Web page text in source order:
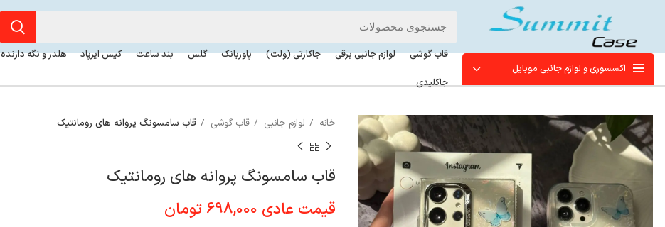
اکسسوری و لوازم جانبی موبایل
قاب گوشی لوازم جانبی برقی جاکارتی (ولت) پاوربانک گلس بند ساعت کیس ایرپاد
هلدر و نگه دارنده
جاکلیدی
خانه لوازم جانبی قاب گوشی قاب سامسونگ پروانه های رومانتیک
قاب سامسونگ پروانه های رومانتیک
قیمت عادی 698,000 تومان